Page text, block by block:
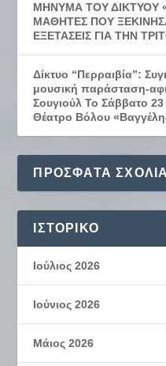
ΜΗΝΥΜΑ ΤΟΥ ΔΙΚΤΥΟΥ
ΜΑΘΗΤΕΣ ΠΟΥ
ΕΞΕΤΑΣΕΙΣ ΓΙΑ ΤΗΝ
Δίκτυο “Περραιβία”:
μουσική παράσταση-
Σουγιούλ Το Σάββατο
Θέατρο Βόλου
ΠΡΌΣΦΑΤΑ ΣΧΌΛΙΑ
ΙΣΤΟΡΙΚΌ
Ιούλιος 2026
Ιούνιος 2026
Μάιος 2026